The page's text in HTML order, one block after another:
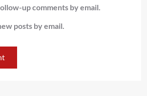
up comments by email.
posts by email.